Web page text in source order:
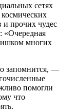
сетях
и прочих чудес
«Очередная
многих
запомнится, —
помогли
что